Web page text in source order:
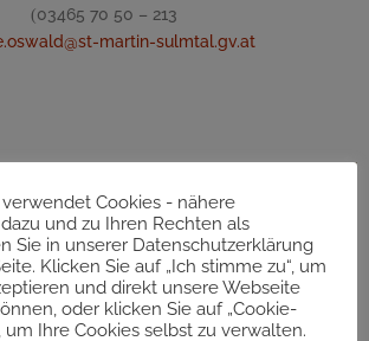
(03465 70 50 – 213
martin-sulmtal.gv.at
Verwaltung
- dzt. im Krankenstand
Cookies - nähere
und zu Ihren Rechten als
Sie in unserer Datenschutzerklärung
Klicken Sie auf „Ich stimme zu“, um
und direkt unsere Webseite
oder klicken Sie auf „Cookie-
um Ihre Cookies selbst zu verwalten.